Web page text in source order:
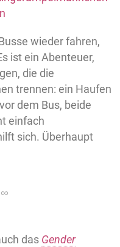
wieder fahren,
ist ein Abenteuer,
die die
trennen: ein Haufen
dem Bus, beide
einfach
sich. Überhaupt
das Gender